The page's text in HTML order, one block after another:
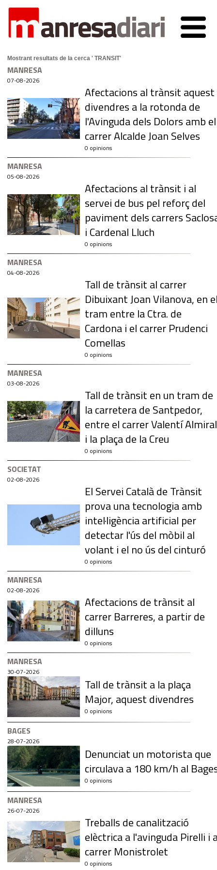
Mostrant resultats de la cerca ' TRANSIT'
MANRESA
07-08-2026
Afectacions al trànsit aquest
divendres a la rotonda de
l'Avinguda dels Dolors amb el
carrer Alcalde Joan Selves
0 opinions
MANRESA
05-08-2026
Afectacions al trànsit i al
servei de bus pel reforç del
paviment dels carrers
i Cardenal Lluch
0 opinions
MANRESA
04-08-2026
Tall de trànsit al carrer
Dibuixant Joan Vilanova, en
tram entre la Ctra. de
Cardona i el carrer Prudenci
Comellas
0 opinions
MANRESA
03-08-2026
Tall de trànsit en un tram de
la carretera de Santpedor,
entre el carrer Valentí
i la plaça de la Creu
0 opinions
SOCIETAT
02-08-2026
El Servei Català de Trànsit
prova una tecnologia amb
intel·ligència artificial per
detectar l'ús del mòbil al
volant i el no ús del cinturó
0 opinions
MANRESA
02-08-2026
Afectacions de trànsit al
carrer Barreres, a partir de
dilluns
0 opinions
MANRESA
30-07-2026
Tall de trànsit a la plaça
Major, aquest divendres
0 opinions
BAGES
28-07-2026
Denunciat un motorista que
circulava a 180 km/h al
0 opinions
MANRESA
26-07-2026
Treballs de canalització
elèctrica a l'avinguda Pirelli i
carrer Monistrolet
0 opinions